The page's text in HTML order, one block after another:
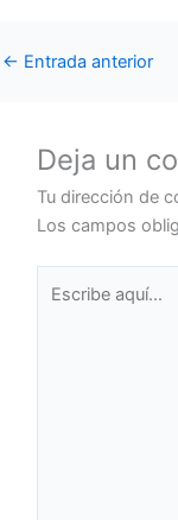
← Entrada anterior
Deja un
Tu dirección de
Los campos
aquí...